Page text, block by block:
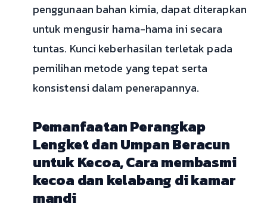
penggunaan bahan kimia, dapat diterapkan
untuk mengusir hama-hama ini secara
tuntas. Kunci keberhasilan terletak pada
pemilihan metode yang tepat serta
konsistensi dalam penerapannya.
Pemanfaatan Perangkap
Lengket dan Umpan Beracun
untuk Kecoa, Cara membasmi
kecoa dan kelabang di kamar
mandi